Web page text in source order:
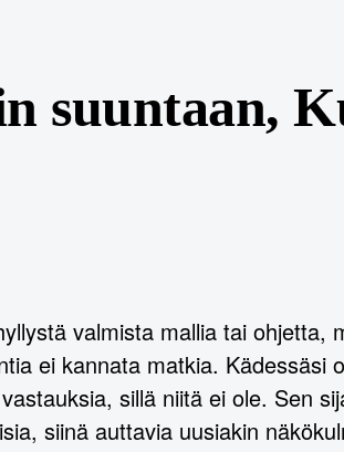
suuntaan,
valmista mallia tai ohjetta,
ei kannata matkia. Kädessäsi
sillä niitä ei ole. Sen
siinä auttavia uusiakin